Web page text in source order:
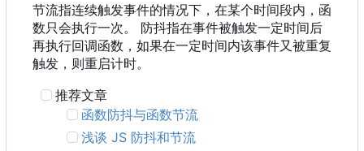
节流指连续触发事件的情况下，在某个时间段内，函
数只会执行一次。 防抖指在事件被触发一定时间后
再执行回调函数，如果在一定时间内该事件又被重复
触发，则重启计时。
推荐文章
函数防抖与函数节流
浅谈 JS 防抖和节流